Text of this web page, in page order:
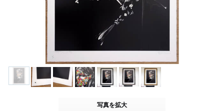
写真を拡大